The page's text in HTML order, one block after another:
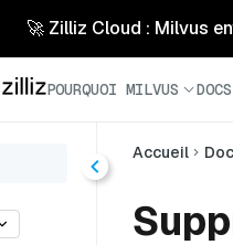
🚀 Zilliz Cloud : Milvus
POURQUOI MILVUS DOCS
Accueil